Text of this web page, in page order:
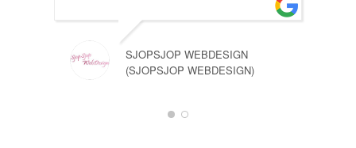
SJOPSJOP WEBDESIGN
(SJOPSJOP WEBDESIGN)